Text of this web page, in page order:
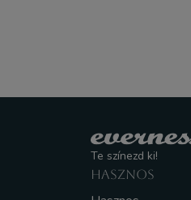
Te színezd ki!
HASZNOS